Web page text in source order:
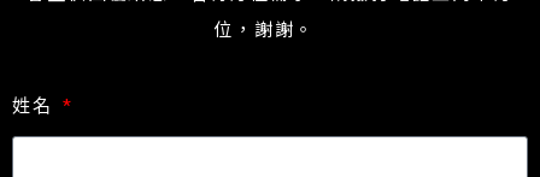
位，謝謝。
姓名